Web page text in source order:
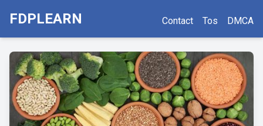
FDPLEARN Contact Tos DMCA